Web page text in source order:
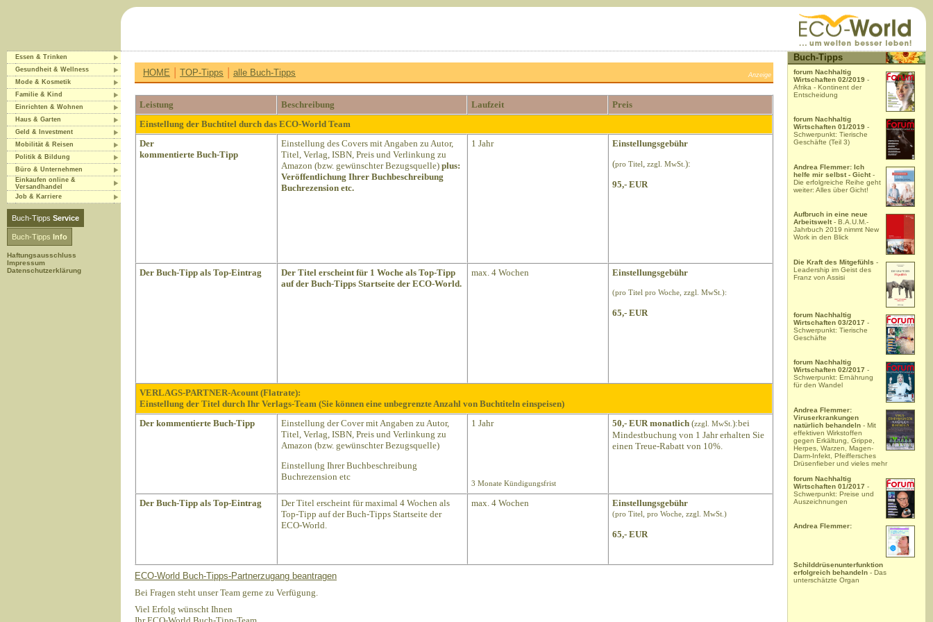
Essen & Trinken
Gesundheit & Wellness
Mode & Kosmetik
Familie & Kind
Einrichten & Wohnen
Haus & Garten
Geld & Investment
Mobilität & Reisen
Politik & Bildung
Büro & Unternehmen
Einkaufen online &
Versandhandel
Job & Karriere
Buch-Tipps Service
Buch-Tipps Info
Haftungsausschluss
Impressum
Datenschutzerklärung
HOME | TOP-Tipps | alle Buch-Tipps Anzeige
Leistung Beschreibung Laufzeit
Preis
Einstellung der Buchtitel durch das ECO-World Team
Der
kommentierte Buch-Tipp
Einstellung des Covers mit Angaben zu Autor,
Titel, Verlag, ISBN, Preis und Verlinkung zu
Amazon (bzw. gewünschter Bezugsquelle) plus:
Veröffentlichung Ihrer Buchbeschreibung
Buchrezension etc.
1 Jahr
Einstellungsgebühr
(pro Titel, zzgl. MwSt. ):
95,- EUR
Der Buch-Tipp als Top-Eintrag
Der Titel erscheint für 1 Woche als Top-Tipp
auf der Buch-Tipps Startseite der ECO-World.
max. 4 Wochen Einstellungsgebühr
(pro Titel pro Woche, zzgl. MwSt.):
65,- EUR
VERLAGS-PARTNER-Acount (Flatrate):
Einstellung der Titel durch Ihr Verlags-Team (Sie können eine unbegrenzte Anzahl von Buchtiteln einspeisen)
Der kommentierte Buch-Tipp
Einstellung der Cover mit Angaben zu Autor,
Titel, Verlag, ISBN, Preis und Verlinkung zu
Amazon (bzw. gewünschter Bezugsquelle)
Einstellung Ihrer Buchbeschreibung
Buchrezension etc
1 Jahr
3 Monate Kündigungsfrist
50,- EUR monatlich (zzgl. MwSt. ):bei
Mindestbuchung von 1 Jahr erhalten Sie
einen Treue-Rabatt von 10%.
Der Buch-Tipp als Top-Eintrag
Der Titel erscheint für maximal 4 Wochen als
Top-Tipp auf der Buch-Tipps Startseite der
ECO-World.
max. 4 Wochen Einstellungsgebühr
(pro Titel, pro Woche, zzgl. MwSt.)
65,- EUR
ECO-World Buch-Tipps-Partnerzugang beantragen
Bei Fragen steht unser Team gerne zu Verfügung.
Viel Erfolg wünscht Ihnen
Buch-Tipps
forum Nachhaltig
Wirtschaften 02/2019 -
Afrika - Kontinent der
Entscheidung
forum Nachhaltig
Wirtschaften 01/2019 -
Schwerpunkt: Tierische
Geschäfte (Teil 3)
Andrea Flemmer: Ich
helfe mir selbst - Gicht -
Die erfolgreiche Reihe geht
weiter: Alles über Gicht!
Aufbruch in eine neue
Arbeitswelt - B.A.U.M.-
Jahrbuch 2019 nimmt New
Work in den Blick
Die Kraft des Mitgefühls -
Leadership im Geist des
Franz von Assisi
forum Nachhaltig
Wirtschaften 03/2017 -
Schwerpunkt: Tierische
Geschäfte
forum Nachhaltig
Wirtschaften 02/2017 -
Schwerpunkt: Ernährung
für den Wandel
Andrea Flemmer:
Viruserkrankungen
natürlich behandeln - Mit
effektiven Wirkstoffen
gegen Erkältung, Grippe,
Herpes, Warzen, Magen-
Darm-Infekt, Pfeiffersches
Drüsenfieber und vieles mehr
forum Nachhaltig
Wirtschaften 01/2017 -
Schwerpunkt: Preise und
Auszeichnungen
Andrea Flemmer:
Schilddrüsenunterfunktion
erfolgreich behandeln - Das
unterschätzte Organ